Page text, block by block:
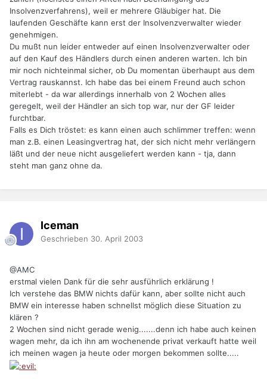
Insolvenzverfahrens), weil er mehrere Gläubiger hat. Die
laufenden Geschäfte kann erst der Insolvenzverwalter wieder
genehmigen.
Du mußt nun leider entweder auf einen Insolvenzverwalter oder
auf den Kauf des Händlers durch einen anderen warten. Ich bin
mir noch nichteinmal sicher, ob Du momentan überhaupt aus dem
Vertrag rauskannst. Ich habe das bei einem Freund auch schon
miterlebt - da war allerdings innerhalb von 2 Wochen alles
geregelt, weil der Händler an sich top war, nur der GF leider
furchtbar.
Falls es Dich tröstet: es kann einen auch schlimmer treffen: wenn
man z.B. einen Leasingvertrag hat, der sich nicht mehr verlängern
läßt und der neue nicht ausgeliefert werden kann - tja, dann
steht man ganz ohne da.
Iceman
Geschrieben 30. April 2003
@AMC
erstmal vielen Dank für die sehr ausführlich erklärung !
Ich verstehe das BMW nichts dafür kann, aber sollte nicht auch
BMW ein interesse haben schnellst möglich diese Situation zu
klären ?
2 Wochen sind nicht gerade wenig.......denn ich habe auch keinen
wagen mehr, da ich ihn am wochenende privat verkauft hatte weil
ich meinen wagen ja heute oder morgen bekommen sollte.....